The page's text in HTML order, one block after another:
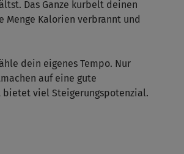
M
Das Ganze kurbelt deinen
Menge Kalorien verbrannt und
dein eigenes Tempo. Nur
auf eine gute
bietet viel Steigerungspotenzial.